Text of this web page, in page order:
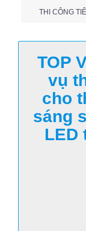
THI CÔNG
TOP
vụ
cho
sáng
LED